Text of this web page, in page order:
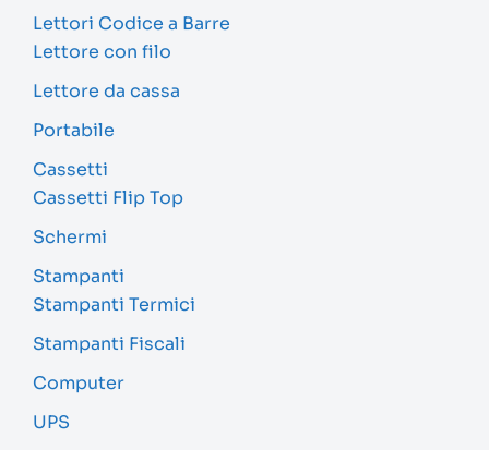
Lettori Codice a Barre
Lettore con filo
Lettore da cassa
Portabile
Cassetti
Cassetti Flip Top
Schermi
Stampanti
Stampanti Termici
Stampanti Fiscali
Computer
UPS